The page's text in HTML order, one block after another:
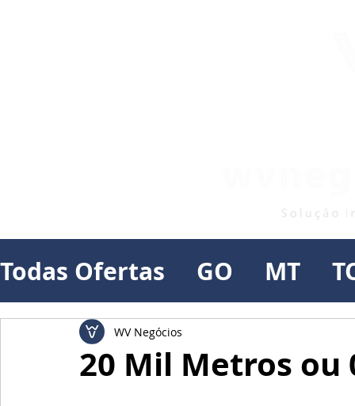
Todas Ofertas GO MT
20 Mil Metros ou
WV Negócios